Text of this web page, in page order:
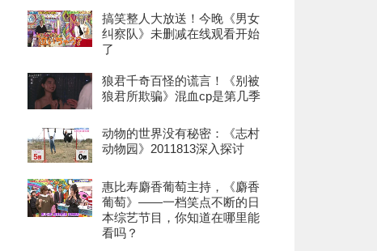
搞笑整人大放送！今晚《男女
纠察队》未删减在线观看开始
了
狼君千奇百怪的谎言！《别被
狼君所欺骗》混血cp是第几季
动物的世界没有秘密：《志村
动物园》2011813深入探讨
惠比寿麝香葡萄主持，《麝香
葡萄》——一档笑点不断的日
本综艺节目，你知道在哪里能
看吗？